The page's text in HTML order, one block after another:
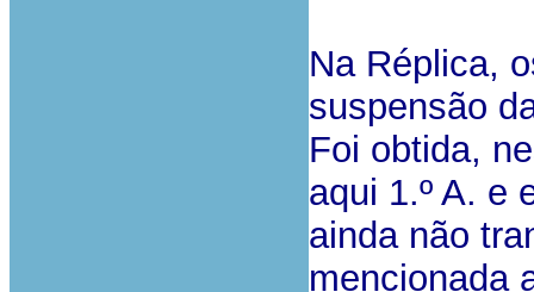
Na Réplica,
suspensão
Foi obtida,
aqui 1.º A. e
ainda não
mencionada